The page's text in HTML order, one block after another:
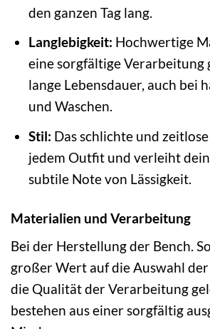
den ganzen Tag lang.
Langlebigkeit: Hochwertige
eine sorgfältige Verarbeitung
lange Lebensdauer, auch bei
und Waschen.
Stil: Das schlichte und
jedem Outfit und verleiht
subtile Note von Lässigkeit.
Materialien und Verarbeitung
Bei der Herstellung der Bench.
großer Wert auf die Auswahl
die Qualität der Verarbeitung
bestehen aus einer sorgfältig